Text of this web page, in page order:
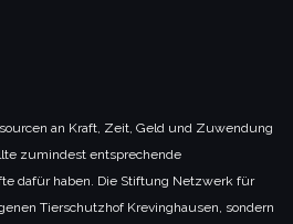
an Kraft, Zeit, Geld und Zuwendung
zumindest entsprechende
dafür haben. Die Stiftung Netzwerk für
Tierschutzhof Krevinghausen, sondern